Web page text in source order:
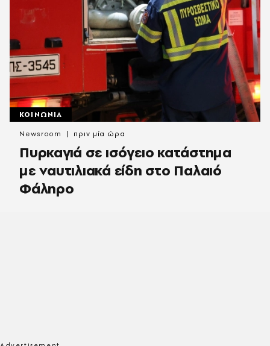
ΚΟΙΝΩΝΙΑ
Πυρκαγιά σε ισόγειο κατάστημα
με ναυτιλιακά είδη στο Παλαιό
Φάληρο
Newsroom πριν μία ώρα